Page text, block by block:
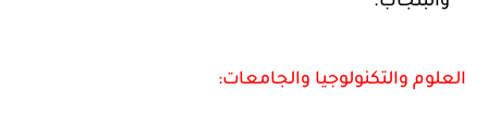
العلوم والتكنولوجيا والجامعات: